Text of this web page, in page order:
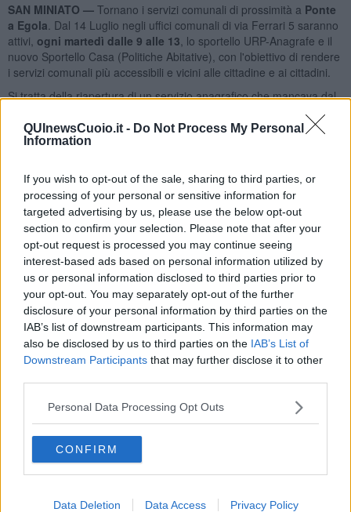
QUInewsCuoio.it - Do Not Process My Personal
Information
If you wish to opt-out of the sale, sharing to third parties, or
processing of your personal or sensitive information for
targeted advertising by us, please use the below opt-out
section to confirm your selection. Please note that after your
opt-out request is processed you may continue seeing
interest-based ads based on personal information utilized by
us or personal information disclosed to third parties prior to
your opt-out. You may separately opt-out of the further
disclosure of your personal information by third parties on the
IAB’s list of downstream participants. This information may
also be disclosed by us to third parties on the IAB’s List of
Downstream Participants that may further disclose it to other
Personal Data Processing Opt Outs
CONFIRM
Data Deletion Data Access Privacy Policy
SAN MINIATO — Tornano i servizi comunali di prossimità a Ponte
a Egola . Dal 14 Luglio negli uffici comunali di via Ferrari 5 saranno
attivi, ogni martedì dalle 9 alle 13 , lo sportello URP-Anagrafe e il
nuovo Sportello Casa (Politiche Abitative), con l'obiettivo di rendere
i servizi comunali più accessibili e vicini alle cittadine e ai cittadini.
Si tratta della riapertura di un servizio anagrafico che mancava dal
periodo della pandemia da Covid-19 e che torna in una delle
frazioni più importanti del territorio comunale. Alla riattivazione dello
sportello anagrafe si aggiungono le novità dei servizi Urp e dello
garantire un ulteriore punto di riferimento per la cittadinanza.
"Con la riapertura dello sportello Anagrafe di Ponte a Egola
restituiamo ai cittadini un servizio importante, che mancava dal
periodo della pandemia e che oggi torna con un'offerta ancora più
completa grazie all'attivazione dello Sportello Casa –dichiara il
sindaco di San Miniato, Simone Giglioli–. Questa scelta nasce
anche dalla richiesta arrivata da tanti cittadini, oltre che dalla
volontà di rafforzare la presenza dei servizi comunali nelle frazioni.
Continuiamo a investire nella rete degli sportelli diffusi perché
crediamo che i servizi debbano essere il più possibile vicini alle
persone. Rendere l'amministrazione accessibile significa facilitare
la vita delle persone, ridurre gli spostamenti e offrire un supporto
Per lo sportello URP-Anagrafe è possibileprenotare i servizi su
appuntamentodirettamente dal sito del Comune all'indirizzo
https://prenotazione.comune.san-miniato.pi.it/
servizi dell'ufficio URP-Anagrafe di Ponte a Egola, oppure
telefonando alla sede centraleai numeri 0571 406506, 0571